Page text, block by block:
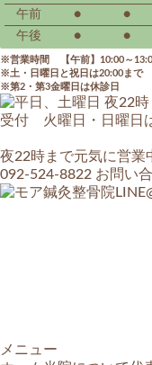
午前
● ●
午後
● ●
営業時間 【午前】10:00～
土・日曜日と祝日は20:00まで
第2・第3金曜日は休診日
夜22時まで元気に営
092-524-8822 お問い
メニュー